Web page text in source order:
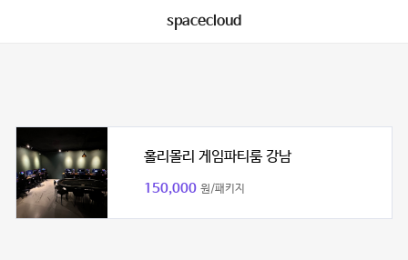
spacecloud
홀리몰리 게임파티룸 강남
150,000 원/패키지